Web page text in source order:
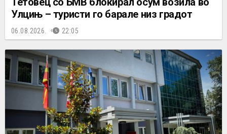
Улцињ – туристи го барале низ градот
06.08.2026. 22:05